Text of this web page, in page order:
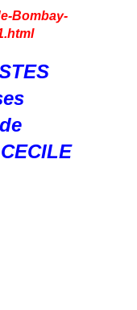
Bombay-